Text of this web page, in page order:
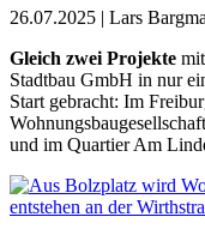
26.07.2025 | Lars
Gleich zwei Projekte
Stadtbau GmbH in nur
Start gebracht: Im
und im Quartier Am